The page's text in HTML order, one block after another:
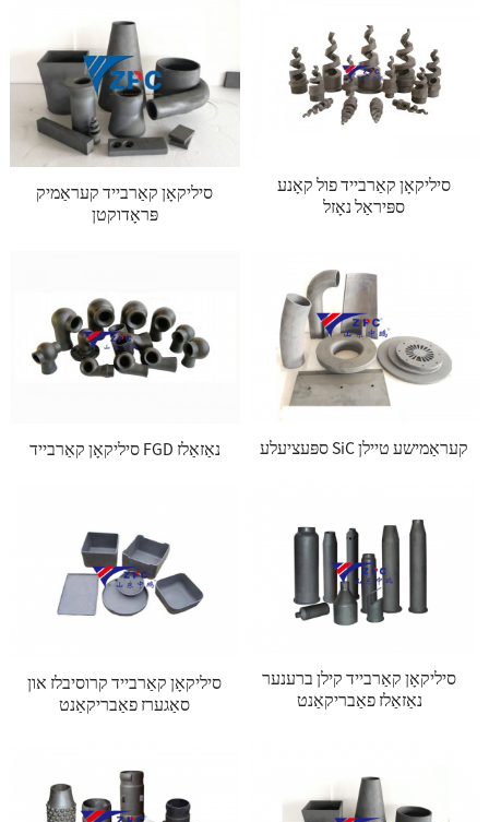
סיליקאָן קאַרבייד קעראַמיק
פּראָדוקטן
סיליקאָן קאַרבייד פול קאָנע
ספּיראַל נאָזל
סיליקאָן קאַרבייד FGD נאַזאַלז ספּעציעלע SiC קעראַמישע טיילן
סיליקאָן קאַרבייד קרוסיבלז און
סאַגערז פאַבריקאַנט
סיליקאָן קאַרבייד קילן ברענער
נאַזאַלז פאַבריקאַנט